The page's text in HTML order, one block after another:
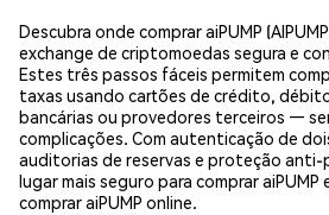
Descubra onde comprar aiPUMP
exchange de criptomoedas segura e
Estes três passos fáceis permitem
taxas usando cartões de crédito,
bancárias ou provedores terceiros —
complicações. Com autenticação de
auditorias de reservas e proteção anti-
lugar mais seguro para comprar aiPUMP
comprar aiPUMP online.